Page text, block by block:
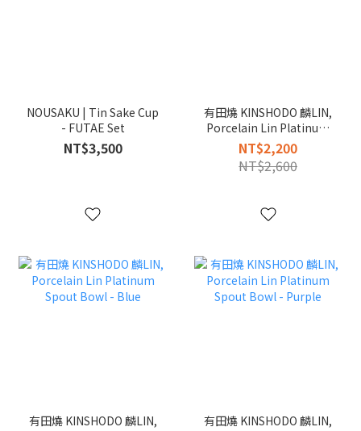
NOUSAKU | Tin Sake Cup
- FUTAE Set
NT$3,500
有田燒 KINSHODO 麟LIN,
Porcelain Lin Platinum
Spout Bowl - Green
NT$2,200
NT$2,600
有田燒 KINSHODO 麟LIN,
有田燒 KINSHODO 麟LIN,